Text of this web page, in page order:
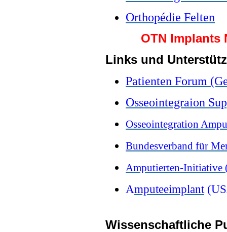
Orthopédie Felten
OTN Implants
Links und
Patienten Forum
Osseointegraion
Osseointegration
Bundesverband für
Amputierten-Initiative
Amputeeimplant
Wissenschaftliche